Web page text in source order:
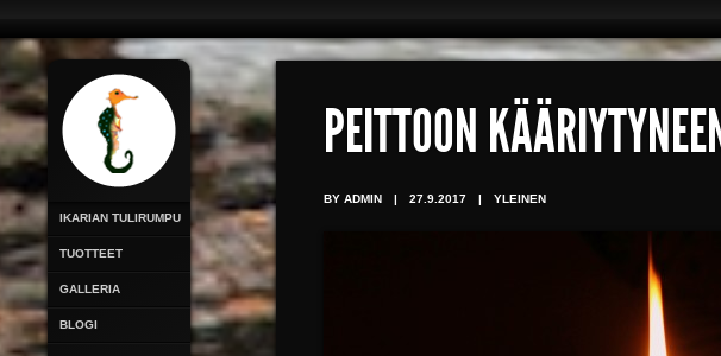
IKARIAN TULIRUMPU
TUOTTEET
GALLERIA
BLOGI
PEITTOON
BY ADMIN | 27.9.2017 | YLEINEN